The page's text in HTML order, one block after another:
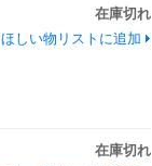
在庫切れ
ほしい物リストに追加
在庫切れ